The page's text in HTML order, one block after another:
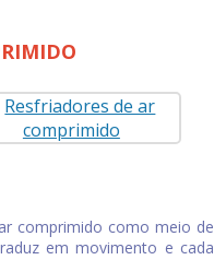
comprimido como meio de
em movimento e cada